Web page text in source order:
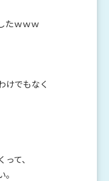
たｗｗｗ
けでもなく
て、